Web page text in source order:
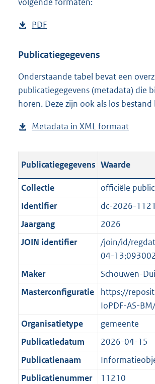
n
D
w
l
o
a
p
b
i
c
a
t
i
i
n
f
r
m
a
a
t
PDF
s
a
n
d
g
o
t
t
e
:
o
b
e
k
n
d
Publicatiegegevens
Onderstaande tabel bevat een
publicatiegegevens (metadata) die
horen. Deze zijn ook als los bestand
Metadata in XML formaat
t
a
n
d
g
r
o
o
t
t
e
:
2
K
b
Publicatiegegevens Waarde
Collectie
officiële
Identifier
dc-2026-
Jaargang
2026
JOIN identifier
/join/id/
04-
Maker
Schouwen-
Masterconfiguratie
https://
IoPDF-AS-
Organisatietype
gemeente
Publicatiedatum
2026-04-15
Publicatienaam
Publicatienummer
11210